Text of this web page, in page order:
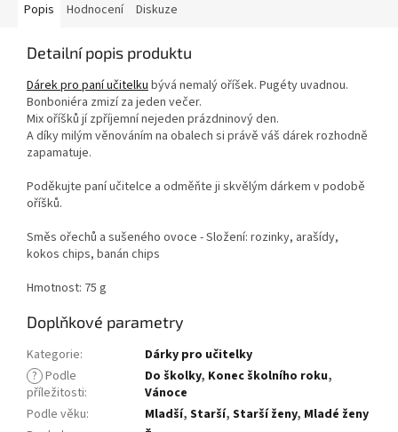
Popis Hodnocení Diskuze
Detailní popis produktu
Dárek pro paní učitelkubývá nemalý oříšek. Pugéty uvadnou.
Bonboniéra zmizí za jeden večer.
Mix oříšků jí zpříjemní nejeden prázdninový den.
A díky milým věnováním na obalech si právě váš dárek rozhodně
zapamatuje.
Poděkujte paní učitelce a odměňte ji skvělým dárkem v podobě
oříšků.
Směs ořechů a sušeného ovoce - Složení: rozinky, arašídy,
kokos chips, banán chips
Hmotnost: 75 g
Doplňkové parametry
Kategorie:
Dárky pro učitelky
? Podle
příležitosti:
Do školky, Konec školního roku,
Vánoce
Podle věku: Mladší, Starší, Starší ženy, Mladé ženy